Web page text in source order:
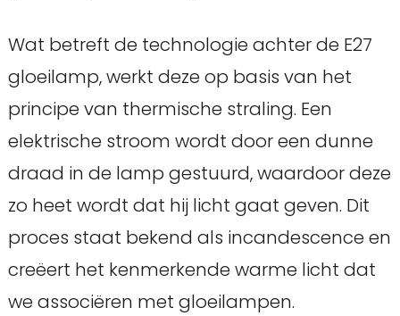
Wat betreft de technologie achter de E27
gloeilamp, werkt deze op basis van het
principe van thermische straling. Een
elektrische stroom wordt door een dunne
draad in de lamp gestuurd, waardoor deze
zo heet wordt dat hij licht gaat geven. Dit
proces staat bekend als incandescence en
creëert het kenmerkende warme licht dat
we associëren met gloeilampen.